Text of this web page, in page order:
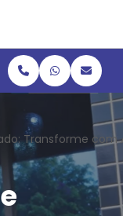
Transforme com